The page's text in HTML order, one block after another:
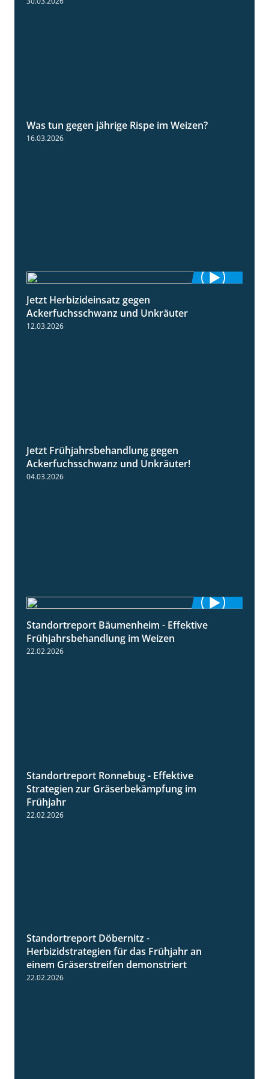
1:15
Was tun gegen jährige Rispe im Weizen?
16.03.2026
Jetzt Herbizideinsatz gegen
Ackerfuchsschwanz und Unkräuter
12.03.2026
Jetzt Frühjahrsbehandlung gegen
Ackerfuchsschwanz und Unkräuter!
4:20
Standortreport Bäumenheim - Effektive
Frühjahrsbehandlung im Weizen
22.02.2026
Standortreport Ronnebug - Effektive
Strategien zur Gräserbekämpfung im
Frühjahr
22.02.2026
Standortreport Döbernitz -
Herbizidstrategien für das Frühjahr an
einem Gräserstreifen demonstriert
22.02.2026